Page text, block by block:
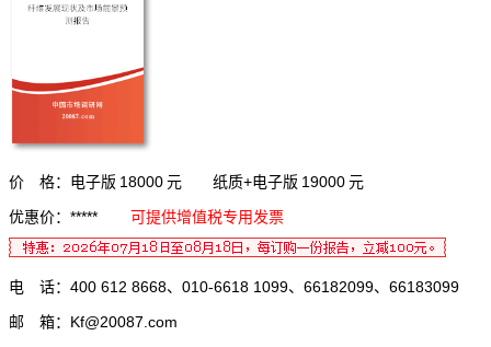
价 格：电子版 18000 元 纸质+电子版 19000 元
优惠价：*****
可提供增值税专用发票
电 话：400 612 8668、010-6618 1099、66182099、66183099
邮 箱： Kf@20087.com